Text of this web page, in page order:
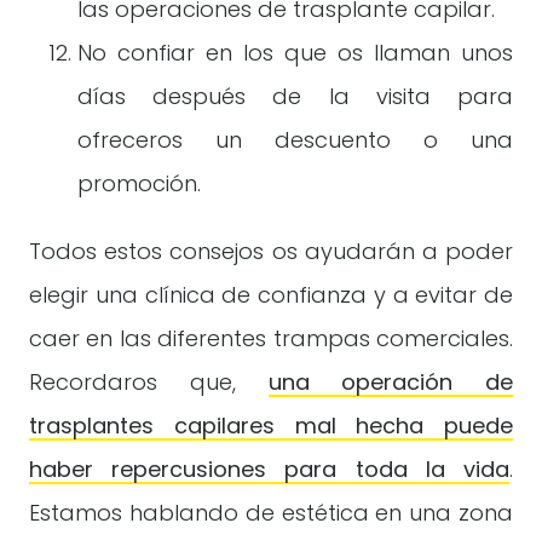
las operaciones de trasplante capilar.
No confiar en los que os llaman unos
días después de la visita para
ofreceros un descuento o una
promoción.
Todos estos consejos os ayudarán a poder
elegir una clínica de confianza y a evitar de
caer en las diferentes trampas comerciales.
Recordaros que, una operación de
trasplantes capilares mal hecha puede
haber repercusiones para toda la vida.
Estamos hablando de estética en una zona